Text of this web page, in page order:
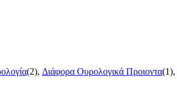
(2), Διάφορα Ουρολογικά Προιοντα(1),